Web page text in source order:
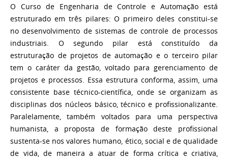
O Curso de Engenharia de Controle e Automação está
estruturado em três pilares: O primeiro deles constitui-se
no desenvolvimento de sistemas de controle de processos
industriais. O segundo pilar está constituído da
estruturação de projetos de automação e o terceiro pilar
tem o caráter da gestão, voltado para gerenciamento de
projetos e processos. Essa estrutura conforma, assim, uma
consistente base técnico-científica, onde se organizam as
disciplinas dos núcleos básico, técnico e profissionalizante.
Paralelamente, também voltados para uma perspectiva
humanista, a proposta de formação deste profissional
sustenta-se nos valores humano, ético, social e de qualidade
de vida, de maneira a atuar de forma crítica e criativa,